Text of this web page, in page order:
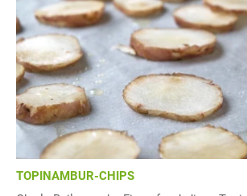
TOPINAMBUR-CHIPS